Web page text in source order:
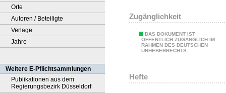
Orte
Autoren / Beteiligte
Verlage
Jahre
Weitere E-Pflichtsammlungen
Publikationen aus dem
Regierungsbezirk Düsseldorf
Zugänglichkeit
DAS DOKUMENT IST
ÖFFENTLICH ZUGÄNGLICH IM
RAHMEN DES DEUTSCHEN
URHEBERRECHTS.
Hefte